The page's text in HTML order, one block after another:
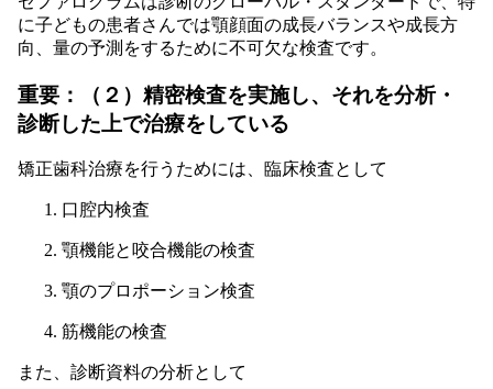
に子どもの患者さんでは顎顔面の成長バランスや成長方
向、量の予測をするために不可欠な検査です。
重要：（２）精密検査を実施し、それを分析・
診断した上で治療をしている
矯正歯科治療を行うためには、臨床検査として
口腔内検査
顎機能と咬合機能の検査
顎のプロポーション検査
筋機能の検査
また、診断資料の分析として